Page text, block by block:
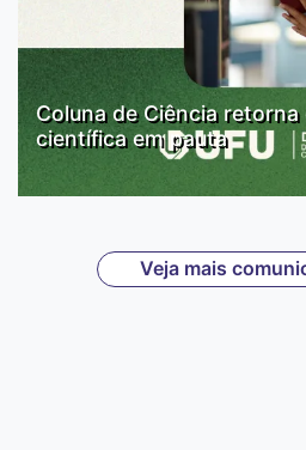
Coluna de Ciência
científica em pauta
Veja mais